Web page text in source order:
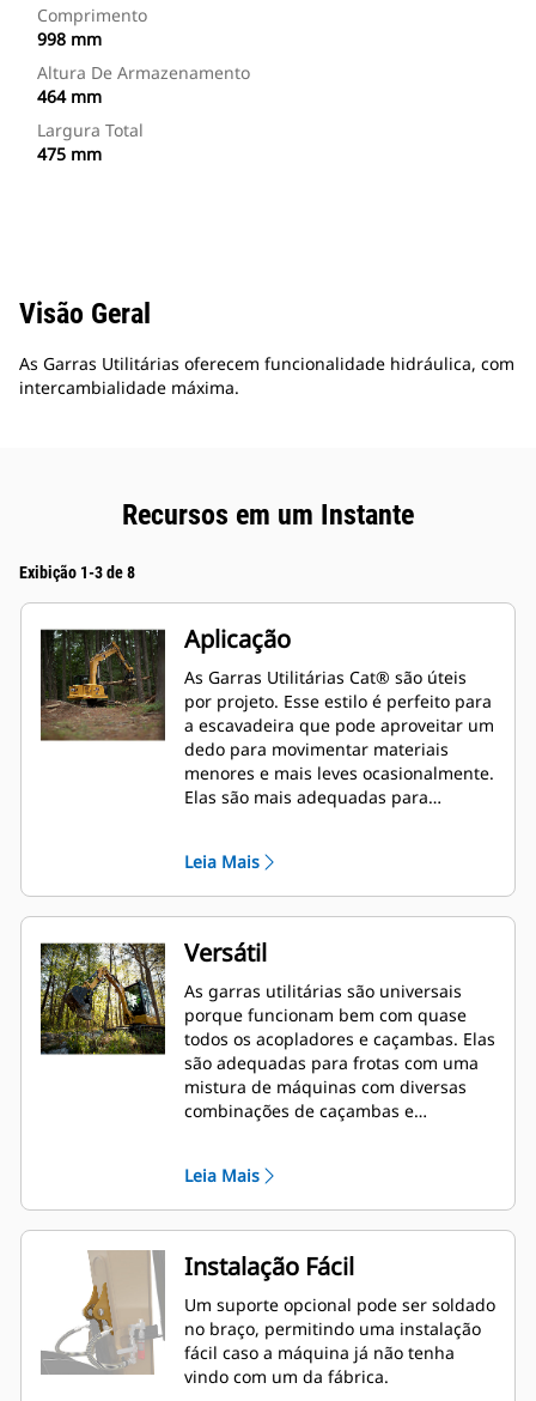
Comprimento
998 mm
Altura De Armazenamento
464 mm
Largura Total
475 mm
Visão Geral
As Garras Utilitárias oferecem funcionalidade hidráulica, com
intercambialidade máxima.
Recursos em um Instante
Exibição 1-3 de 8
Aplicação
As Garras Utilitárias Cat® são úteis
por projeto. Esse estilo é perfeito para
a escavadeira que pode aproveitar um
dedo para movimentar materiais
menores e mais leves ocasionalmente.
Elas são mais adequadas para
Leia Mais
Versátil
As garras utilitárias são universais
porque funcionam bem com quase
todos os acopladores e caçambas. Elas
são adequadas para frotas com uma
mistura de máquinas com diversas
combinações de caçambas e
Leia Mais
Instalação Fácil
Um suporte opcional pode ser soldado
no braço, permitindo uma instalação
fácil caso a máquina já não tenha
vindo com um da fábrica.